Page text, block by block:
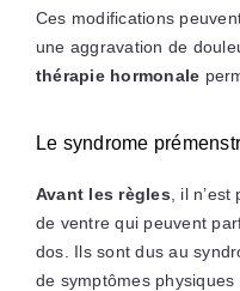
Ces modifications
une aggravation de
thérapie hormonale
Le syndrome
Avant les règles , il
de ventre qui peuvent
dos. Ils sont dus au
de symptômes